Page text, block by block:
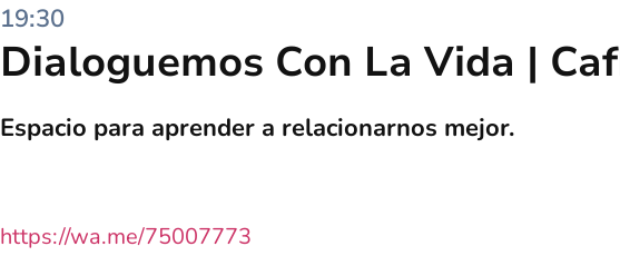
19:30
Dialoguemos Con La Vida |
Espacio para aprender a relacionarnos mejor.
https://wa.me/75007773